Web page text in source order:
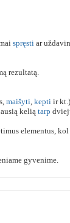
spręsti ar
rezultatą.
maišyti, kepti ir
keliątarp
elementus, kol
gyvenime.